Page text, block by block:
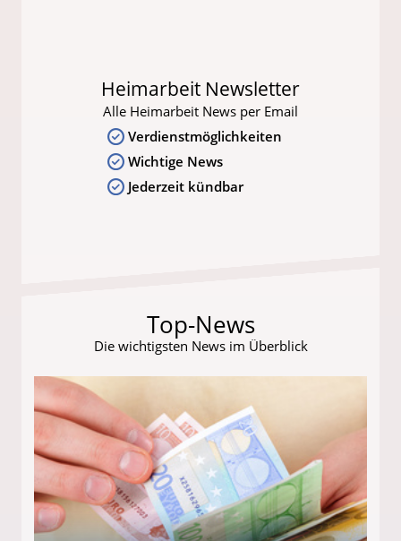
Heimarbeit Newsletter
Alle Heimarbeit News per Email
Verdienstmöglichkeiten
Wichtige News
Jederzeit kündbar
Top-News
Die wichtigsten News im Überblick